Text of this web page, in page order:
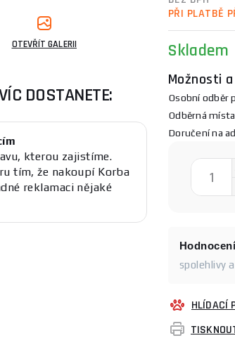
OTEVŘÍT GALERII
DOSTANETE:
kterou zajistíme.
tím, že nakoupí Korba
reklamaci nějaké
PŘI PLATBĚ
Skladem
Možnosti
Osobní odběr
Odběrná
Doručení na
spolehlivy
HLÍDACÍ